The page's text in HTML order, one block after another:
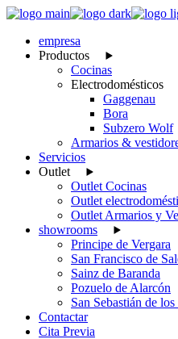
Skip
content
empresa
Productos
Cocinas
Electrodomésticos
Gaggenau
Bora
Subzero Wolf
Armarios &
Servicios
Outlet
Outlet Cocinas
Outlet
Outlet Armarios y
showrooms
Principe de Vergara
San Francisco de
Sainz de Baranda
Pozuelo de Alarcón
San Sebastián de
Contactar
Cita Previa